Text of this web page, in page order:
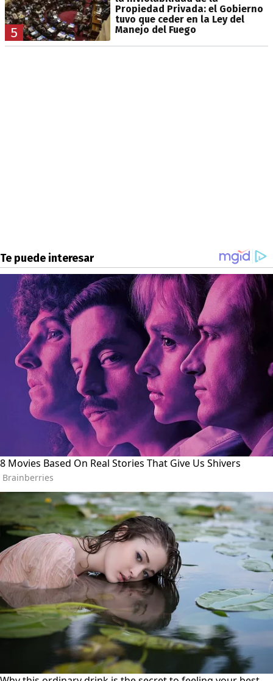
5
Propiedad Privada: el Gobierno
tuvo que ceder en la Ley del
Manejo del Fuego